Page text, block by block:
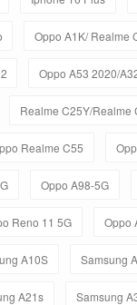
Oppo A1K/ Realme
Oppo A53 2020/
Realme C25Y/Realme
Realme C55
Oppo A98-5G
Reno 11 5G Oppo
A10S Samsung
A21s Samsung